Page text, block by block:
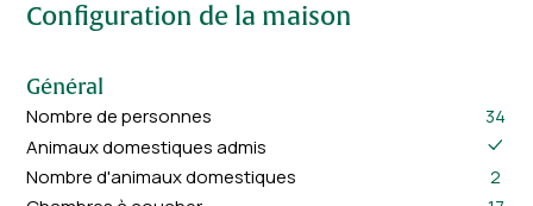
un grand billard.
Dehors vous trouverez une magnifique piscine
chauffée, avec une vue spectaculaire et imprenable ici
aussi. Sur la grande terrasse meublée avec goût vous
trouverez entre autres des parasols et un barbecue.
Configuration de la maison
Général
Nombre de personnes
34
Animaux domestiques admis
Nombre d'animaux domestiques
2